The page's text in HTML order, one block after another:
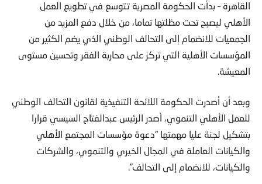
الأهلي ليصبح تحت مظلتها تماما، من خلال دفع المزيد من
الجمعيات للانضمام إلى التحالف الوطني الذي يضم الكثير من
المؤسسات الأهلية التي تركز على محاربة الفقر وتحسين مستوى
المعيشة.
للعمل الأهلي التنموي، أصدر الرئيس عبدالفتاح السيسي قرارا
بتشكيل لجنة عليا مهمتها “دعوة مؤسسات المجتمع الأهلي
والكيانات العاملة في المجال الخيري والتنموي، والشركات
والكيانات، للانضمام إلى التحالف”.